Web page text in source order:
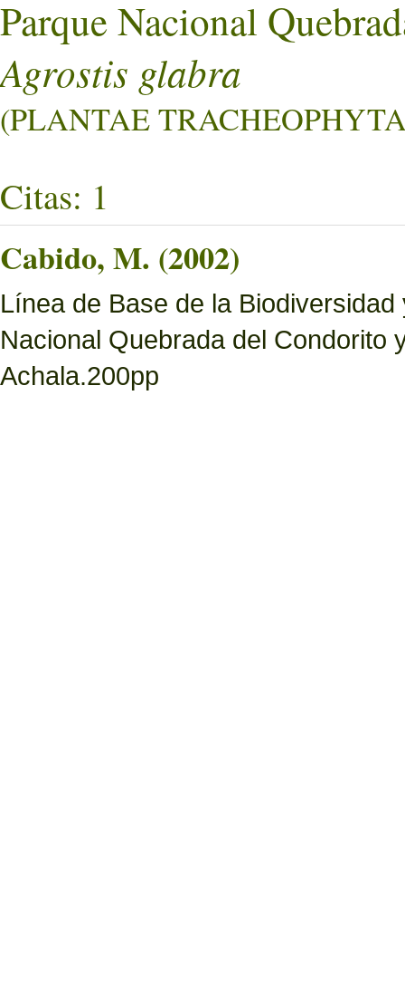
Parque Nacional
Agrostis glabra
(PLANTAE
Citas: 1
Cabido, M. (2002)
Línea de Base de la
Nacional Quebrada del Condorito
Achala.200pp